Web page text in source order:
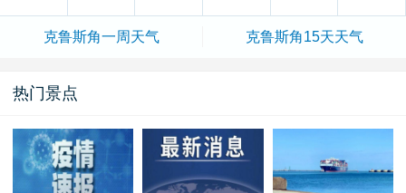
克鲁斯角一周天气 克鲁斯角15天天气
热门景点